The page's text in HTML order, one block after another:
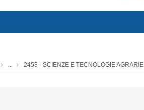
... 2453 - SCIENZE E TECNOLOGIE AGRARIE